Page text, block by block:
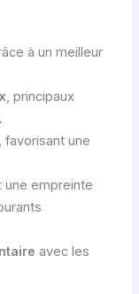
à un meilleur
, principaux
favorisant une
une empreinte
avec les